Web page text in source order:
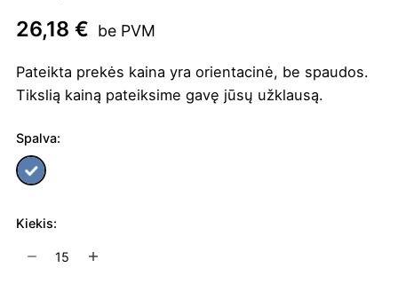
26,18€ be PVM
Pateikta prekės kaina yra orientacinė, be spaudos.
Tikslią kainą pateiksime gavę jūsų užklausą.
Spalva:
Kiekis:
produkto